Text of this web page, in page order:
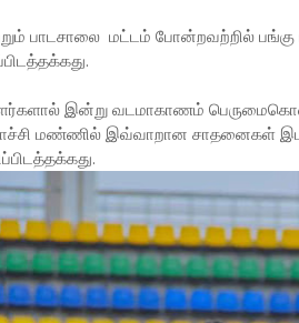
பாடசாலை மட்டம் போன்றவற்றில் பங்கு
இன்று வடமாகாணம்
மண்ணில் இவ்வாறான சாதனைகள்